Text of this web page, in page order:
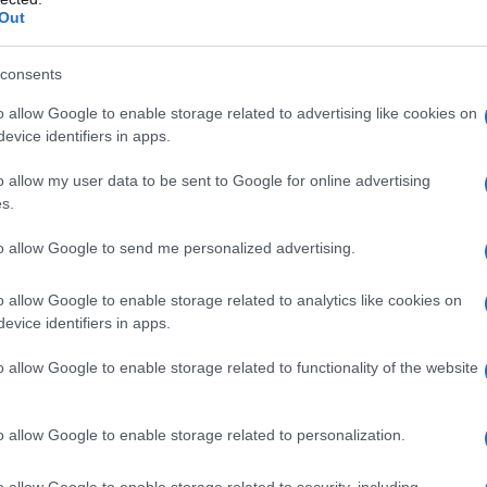
allow Google to enable storage related to advertising like cookies on
identifiers in apps.
allow my user data to be sent to Google for online advertising
allow Google to send me personalized advertising.
allow Google to enable storage related to analytics like cookies on
identifiers in apps.
allow Google to enable storage related to functionality of the website
allow Google to enable storage related to personalization.
Povidone K30, Povidone K90, Sodio amido-
rosso (E 172), Ferro ossido giallo (E 172),
ldrossipropilcellulosa, Copolimero
ossido rosso (E 172), Ferro ossido giallo (E 172),
solidi (con lecitina vegetale).
PER SOSPENSIONE RETTALEPovidone,
Sodio edetato, Potassio metabisolfito,
Isobutano, n-Butano.SCHIUMA RETTALE
Gliceridi caprilico/caprico ossietilenati,
Propile paraidrossibenzoato, Acqua